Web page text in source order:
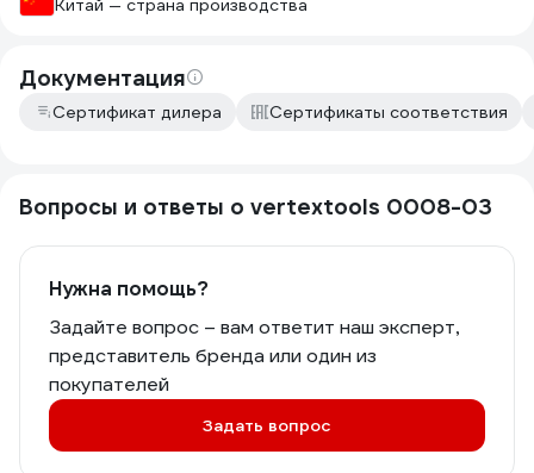
Китай — страна производства
Документация
Сертификат дилера Сертификаты соответствия
Вопросы и ответы о vertextools 0008-03
Нужна помощь?
Задайте вопрос – вам ответит наш эксперт,
представитель бренда или один из
покупателей
Задать вопрос